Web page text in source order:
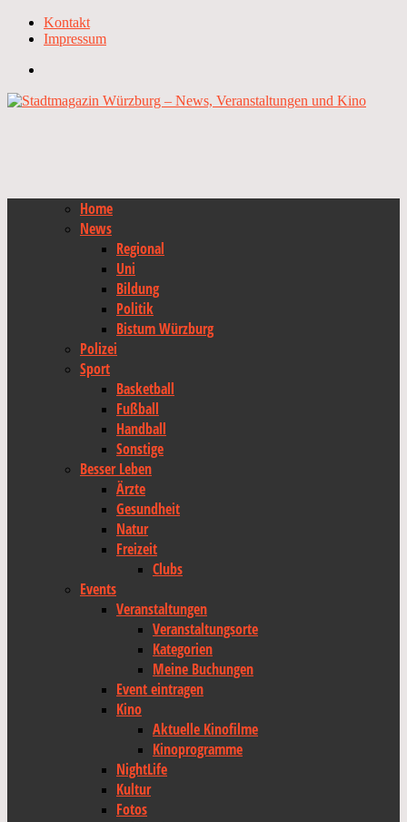
Kontakt
Impressum
Home
News
Regional
Uni
Bildung
Politik
Bistum Würzburg
Polizei
Sport
Basketball
Fußball
Handball
Sonstige
Besser Leben
Ärzte
Gesundheit
Natur
Freizeit
Clubs
Events
Veranstaltungen
Veranstaltungsorte
Kategorien
Meine Buchungen
Event eintragen
Kino
Aktuelle Kinofilme
Kinoprogramme
NightLife
Kultur
Fotos